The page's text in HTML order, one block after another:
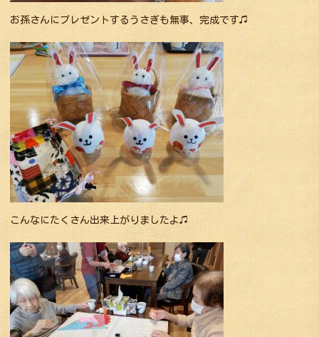
お孫さんにプレゼントするうさぎも無事、完成です♫
こんなにたくさん出来上がりましたよ♫